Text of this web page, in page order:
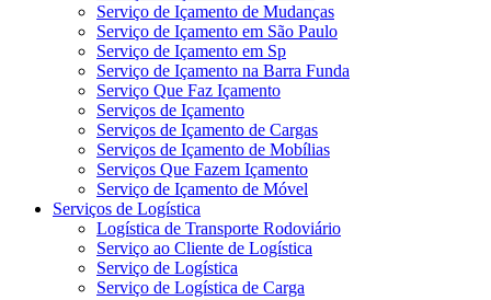
Serviço de Içamento de Mudanças
Serviço de Içamento em São Paulo
Serviço de Içamento em Sp
Serviço de Içamento na Barra Funda
Serviço Que Faz Içamento
Serviços de Içamento
Serviços de Içamento de Cargas
Serviços de Içamento de Mobílias
Serviços Que Fazem Içamento
Serviço de Içamento de Móvel
Serviços de Logística
Logística de Transporte Rodoviário
Serviço ao Cliente de Logística
Serviço de Logística
Serviço de Logística de Carga